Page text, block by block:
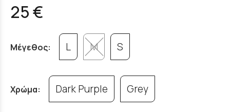
25 €
Μέγεθος: L M S
Χρώμα: Dark Purple Grey